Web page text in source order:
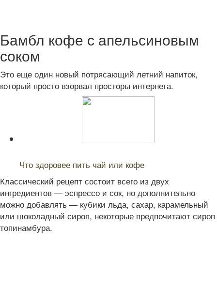
Бамбл кофе с апельсиновым
соком
Это еще один новый потрясающий летний напиток,
который просто взорвал просторы интернета.
Что здоровее пить чай или кофе
Классический рецепт состоит всего из двух
ингредиентов — эспрессо и сок, но дополнительно
можно добавлять — кубики льда, сахар, карамельный
или шоколадный сироп, некоторые предпочитают сироп
топинамбура.